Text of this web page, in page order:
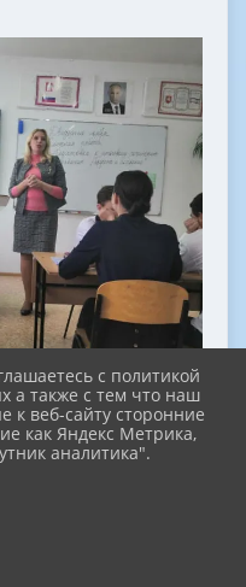
с политикой
а также с тем что наш
к веб-сайту сторонние
как Яндекс Метрика,
аналитика".